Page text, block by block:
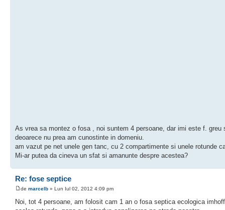
As vrea sa montez o fosa , noi suntem 4 persoane, dar imi este f. greu
deoarece nu prea am cunostinte in domeniu.
am vazut pe net unele gen tanc, cu 2 compartimente si unele rotunde
Mi-ar putea da cineva un sfat si amanunte despre acestea?
Re: fose septice
de marcelb » Lun Iul 02, 2012 4:09 pm
Noi, tot 4 persoane, am folosit cam 1 an o fosa septica ecologica